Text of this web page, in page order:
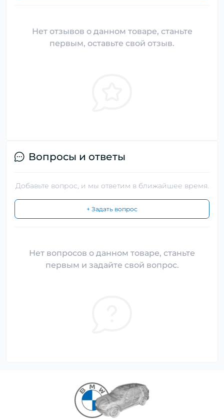
Нет отзывов о данном товаре, станьте
первым, оставьте свой отзыв.
Вопросы и ответы
Добавьте вопрос, и мы ответим в ближайшее время.
+ Задать вопрос
Нет вопросов о данном товаре, станьте
первым и задайте свой вопрос.